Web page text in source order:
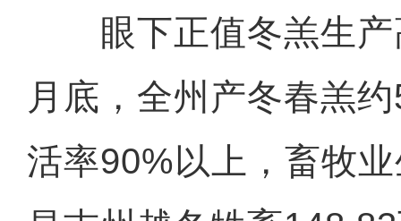
眼下正值冬羔生产
月底，全州产冬春羔
活率90%以上，畜牧